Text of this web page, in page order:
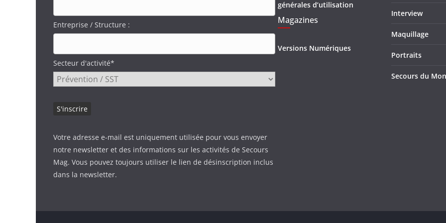
Entreprise / Structure :
Secteur d'activité*
Votre adresse e-mail est uniquement utilisée pour vous envoyer
notre newsletter et des informations sur les activités de Secours
Mag. Vous pouvez toujours utiliser le lien de désinscription inclus
dans la newsletter.
générales d’utilisation
Magazines
Versions Numériques
Interview
Maquillage
Portraits
Secours du